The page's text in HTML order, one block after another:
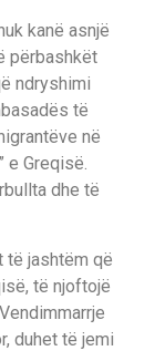
kanë asnjë
përbashkët
ndryshimi
të
në
e Greqisë.
dhe të
të jashtëm që
të njoftojë
duhet të jemi